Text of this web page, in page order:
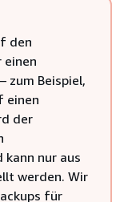
den
einen
zum Beispiel,
einen
der
nur aus
werden. Wir
für